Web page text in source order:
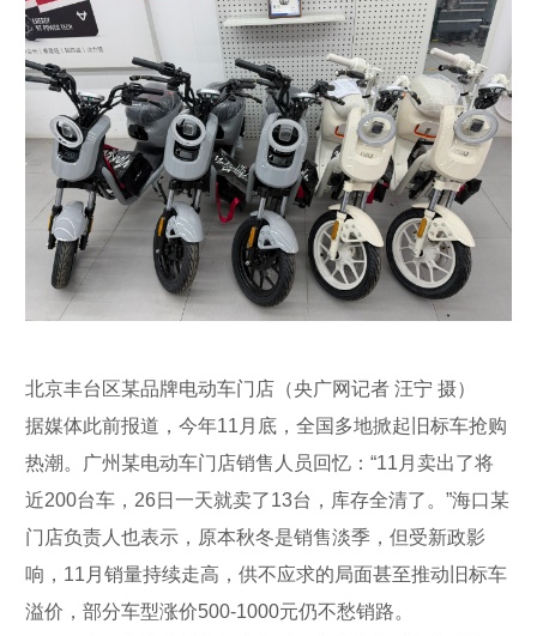
北京丰台区某品牌电动车门店（央广网记者 汪宁 摄）
据媒体此前报道，今年11月底，全国多地掀起旧标车抢购
热潮。广州某电动车门店销售人员回忆：“11月卖出了将
近200台车，26日一天就卖了13台，库存全清了。”海口某
门店负责人也表示，原本秋冬是销售淡季，但受新政影
响，11月销量持续走高，供不应求的局面甚至推动旧标车
溢价，部分车型涨价500-1000元仍不愁销路。